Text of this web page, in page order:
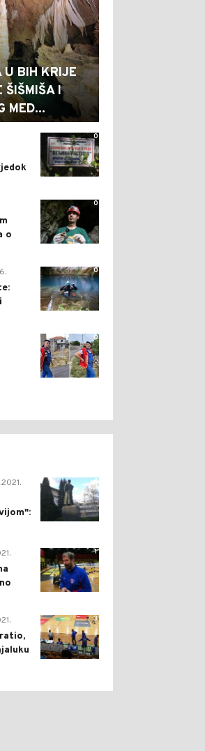
TEŠKA NESREĆA KOD
STOCA: SUDARILO SE
U BIH KRIJE
ŠIŠMIŠA I
MED...
0
0
o
0
0
4
1
3